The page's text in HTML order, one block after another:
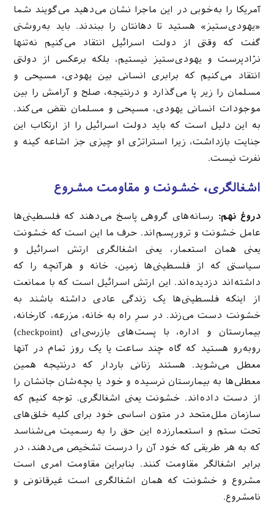
آمریکا را به‌خوبی در این ماجرا نشان می‌دهید می‌گویند شما
«یهودی‌ستیز» هستید تا دهانتان را ببندند. باید به‌روشنی
گفت که وقتی از دولت اسرائیل انتقاد می‌کنیم نه‌تنها
نژادپرست و یهودی‌ستیز نیستیم، بلکه برعکس از دولتی
انتقاد می‌کنیم که برابری انسانی بین یهودی، مسیحی و
مسلمان را زیر پا می‌گذارد و درنتیجه، صلح و آرامش را بین
موجودات انسانی یهودی، مسیحی و مسلمان نقض می‌کند.
به این دلیل است که باید دولت اسرائیل را از ارتکاب این
جنایت بازداشت، زیرا استراتژی او چیزی جز اشاعه کینه و
نفرت نیست.
اشغالگری، خشونت و مقاومت مشروع
دروغ نهم: رسانه‌های گروهی پاسخ می‌دهند که فلسطینی‌ها
عامل خشونت و تروریسم‌اند. حرف ما این است که خشونت
یعنی همان استعمار، یعنی اشغالگری ارتش اسرائیل و
سیاستی که از فلسطینی‌ها زمین، خانه و هرآنچه را که
داشته‌اند دزدیده‌اند. این ارتش اسرائیل است که با ممانعت
از اینکه فلسطینی‌ها یک زندگی عادی داشته باشند به
خشونت دست می‌زند. در سرِ راه به خانه، مزرعه، کارخانه،
بیمارستان و اداره، با پست‌های بازرسی‌ای (checkpoint)
روبه‌رو هستید که گاه چند ساعت یا یک روز تمام در آنها
معطل می‌شوید. هستند زنانی باردار که درنتیجه همین
معطلی‌ها به بیمارستان نرسیده و خود یا بچه‌شان جانشان را
از دست داده‌اند. خشونت یعنی اشغالگری. توجه کنیم که
سازمان ملل‌متحد در متون اساسی خود برای کلیه خلق‌های
تحت ستم و استعمارزده این حق را به رسمیت می‌شناسد
که به هر طریقی که خود آن را درست تشخیص می‌دهند، در
برابر اشغالگر مقاومت کنند. بنابراین مقاومت امری است
مشروع و خشونت که همان اشغالگری است غیرقانونی و
نامشروع.